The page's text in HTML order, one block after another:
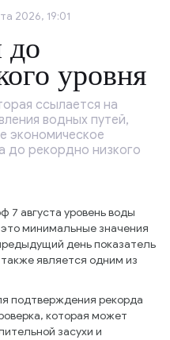
2026, 19:01
до
уровня
ссылается на
водных путей,
экономическое
до рекордно низкого
августа уровень воды
минимальные значения
день показатель
является одним из
подтверждения рекорда
которая может
засухи и